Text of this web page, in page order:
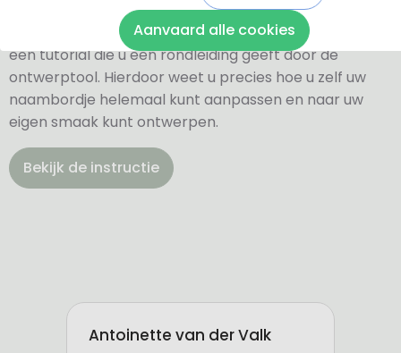
Via onderstaande knop komt u bij een instructie en
een tutorial die u een rondleiding geeft door de
ontwerptool. Hierdoor weet u precies hoe u zelf uw
naambordje helemaal kunt aanpassen en naar uw
eigen smaak kunt ontwerpen.
Bekijk de instructie
Aanvaard alle cookies